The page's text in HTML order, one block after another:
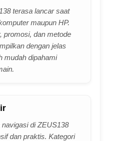
terasa lancar saat
maupun HP.
promosi, dan metode
dengan jelas
mudah dipahami
di ZEUS138
dan praktis. Kategori